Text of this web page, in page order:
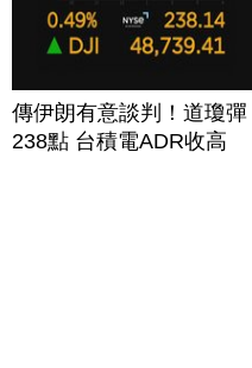
傳伊朗有意談判！道瓊彈
238點 台積電ADR收高